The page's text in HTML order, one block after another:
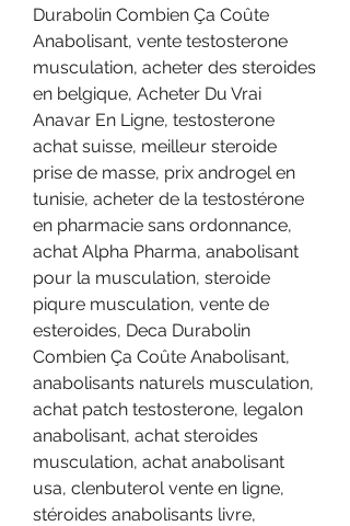
Durabolin Combien Ça Coûte
Anabolisant, vente testosterone
musculation, acheter des steroides
en belgique, Acheter Du Vrai
Anavar En Ligne, testosterone
achat suisse, meilleur steroide
prise de masse, prix androgel en
tunisie, acheter de la testostérone
en pharmacie sans ordonnance,
achat Alpha Pharma, anabolisant
pour la musculation, steroide
piqure musculation, vente de
esteroides, Deca Durabolin
Combien Ça Coûte Anabolisant,
anabolisants naturels musculation,
achat patch testosterone, legalon
anabolisant, achat steroides
musculation, achat anabolisant
usa, clenbuterol vente en ligne,
stéroides anabolisants livre,